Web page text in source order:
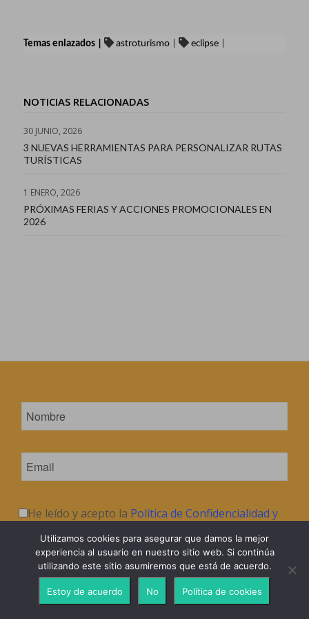
Temas enlazados | astroturismo eclipse
NOTICIAS RELACIONADAS
30 JUNIO, 2026
3 NUEVAS HERRAMIENTAS PARA PERSONALIZAR RUTAS
TURÍSTICAS
1 ENERO, 2026
PRÓXIMAS FERIAS Y ACCIONES PROMOCIONALES EN
2026
He leído y acepto la Política de Confidencialidad y
Protección de Datos.
Utilizamos cookies para asegurar que damos la mejor
experiencia al usuario en nuestro sitio web. Si continúa
utilizando este sitio asumiremos que está de acuerdo.
Estoy de acuerdo No Política de cookies